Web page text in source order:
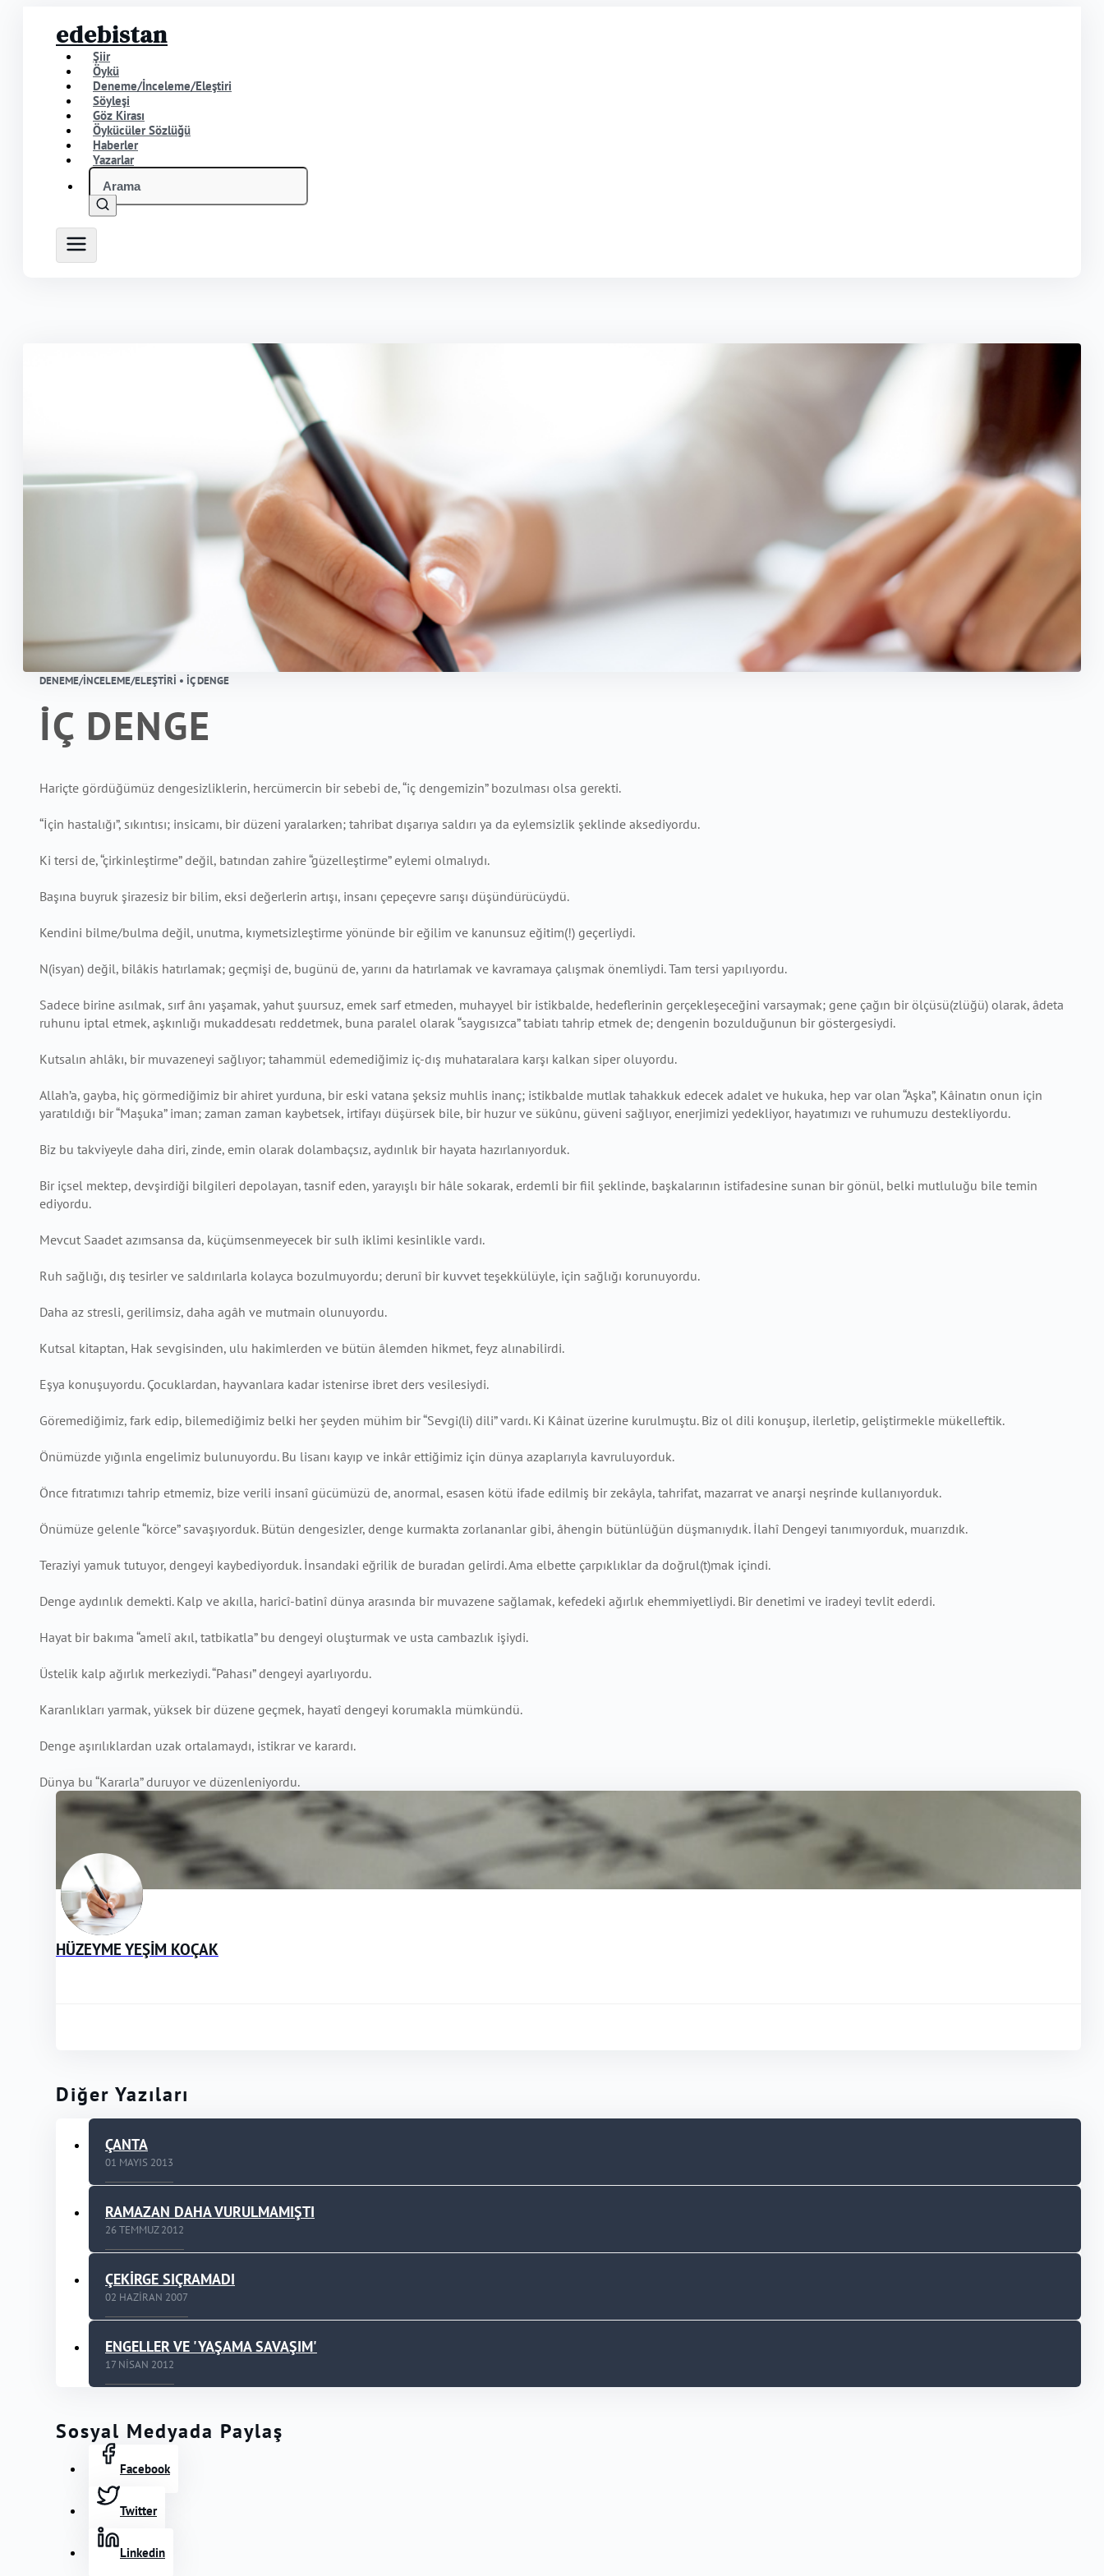
edebistan
Şiir
Öykü
Deneme/İnceleme/Eleştiri
Söyleşi
Göz Kirası
Öykücüler Sözlüğü
Haberler
Yazarlar
DENEME/İNCELEME/ELEŞTIRI • İÇ DENGE
İÇ DENGE
Hariçte gördüğümüz dengesizliklerin, hercümercin bir sebebi de, “iç dengemizin” bozulması olsa gerekti.
“İçin hastalığı”, sıkıntısı; insicamı, bir düzeni yaralarken; tahribat dışarıya saldırı ya da eylemsizlik şeklinde aksediyordu.
Ki tersi de, “çirkinleştirme” değil, batından zahire “güzelleştirme” eylemi olmalıydı.
Başına buyruk şirazesiz bir bilim, eksi değerlerin artışı, insanı çepeçevre sarışı düşündürücüydü.
Kendini bilme/bulma değil, unutma, kıymetsizleştirme yönünde bir eğilim ve kanunsuz eğitim(!) geçerliydi.
N(isyan) değil, bilâkis hatırlamak; geçmişi de, bugünü de, yarını da hatırlamak ve kavramaya çalışmak önemliydi. Tam tersi yapılıyordu.
Sadece birine asılmak, sırf ânı yaşamak, yahut şuursuz, emek sarf etmeden, muhayyel bir istikbalde, hedeflerinin gerçekleşeceğini varsaymak; gene çağın bir ölçüsü(zlüğü) olarak, âdeta
ruhunu iptal etmek, aşkınlığı mukaddesatı reddetmek, buna paralel olarak “saygısızca” tabiatı tahrip etmek de; dengenin bozulduğunun bir göstergesiydi.
Kutsalın ahlâkı, bir muvazeneyi sağlıyor; tahammül edemediğimiz iç-dış muhataralara karşı kalkan siper oluyordu.
Allah’a, gayba, hiç görmediğimiz bir ahiret yurduna, bir eski vatana şeksiz muhlis inanç; istikbalde mutlak tahakkuk edecek adalet ve hukuka, hep var olan “Aşka”, Kâinatın onun için
yaratıldığı bir “Maşuka” iman; zaman zaman kaybetsek, irtifayı düşürsek bile, bir huzur ve sükûnu, güveni sağlıyor, enerjimizi yedekliyor, hayatımızı ve ruhumuzu destekliyordu.
Biz bu takviyeyle daha diri, zinde, emin olarak dolambaçsız, aydınlık bir hayata hazırlanıyorduk.
Bir içsel mektep, devşirdiği bilgileri depolayan, tasnif eden, yarayışlı bir hâle sokarak, erdemli bir fiil şeklinde, başkalarının istifadesine sunan bir gönül, belki mutluluğu bile temin
ediyordu.
Mevcut Saadet azımsansa da, küçümsenmeyecek bir sulh iklimi kesinlikle vardı.
Ruh sağlığı, dış tesirler ve saldırılarla kolayca bozulmuyordu; derunî bir kuvvet teşekkülüyle, için sağlığı korunuyordu.
Daha az stresli, gerilimsiz, daha agâh ve mutmain olunuyordu.
Kutsal kitaptan, Hak sevgisinden, ulu hakimlerden ve bütün âlemden hikmet, feyz alınabilirdi.
Eşya konuşuyordu. Çocuklardan, hayvanlara kadar istenirse ibret ders vesilesiydi.
Göremediğimiz, fark edip, bilemediğimiz belki her şeyden mühim bir “Sevgi(li) dili” vardı. Ki Kâinat üzerine kurulmuştu. Biz ol dili konuşup, ilerletip, geliştirmekle mükelleftik.
Önümüzde yığınla engelimiz bulunuyordu. Bu lisanı kayıp ve inkâr ettiğimiz için dünya azaplarıyla kavruluyorduk.
Önce fıtratımızı tahrip etmemiz, bize verili insanî gücümüzü de, anormal, esasen kötü ifade edilmiş bir zekâyla, tahrifat, mazarrat ve anarşi neşrinde kullanıyorduk.
Önümüze gelenle “körce” savaşıyorduk. Bütün dengesizler, denge kurmakta zorlananlar gibi, âhengin bütünlüğün düşmanıydık. İlahî Dengeyi tanımıyorduk, muarızdık.
Teraziyi yamuk tutuyor, dengeyi kaybediyorduk. İnsandaki eğrilik de buradan gelirdi. Ama elbette çarpıklıklar da doğrul(t)mak içindi.
Denge aydınlık demekti. Kalp ve akılla, haricî-batinî dünya arasında bir muvazene sağlamak, kefedeki ağırlık ehemmiyetliydi. Bir denetimi ve iradeyi tevlit ederdi.
Hayat bir bakıma “amelî akıl, tatbikatla” bu dengeyi oluşturmak ve usta cambazlık işiydi.
Üstelik kalp ağırlık merkeziydi. “Pahası” dengeyi ayarlıyordu.
Karanlıkları yarmak, yüksek bir düzene geçmek, hayatî dengeyi korumakla mümkündü.
Denge aşırılıklardan uzak ortalamaydı, istikrar ve karardı.
Dünya bu “Kararla” duruyor ve düzenleniyordu.
HÜZEYME YEŞİM KOÇAK
Diğer Yazıları
ÇANTA
01 MAYIS 2013
RAMAZAN DAHA VURULMAMIŞTI
26 TEMMUZ 2012
ÇEKİRGE SIÇRAMADI
02 HAZIRAN 2007
ENGELLER VE 'YAŞAMA SAVAŞIM'
17 NISAN 2012
Sosyal Medyada Paylaş
Facebook
Twitter
Linkedin